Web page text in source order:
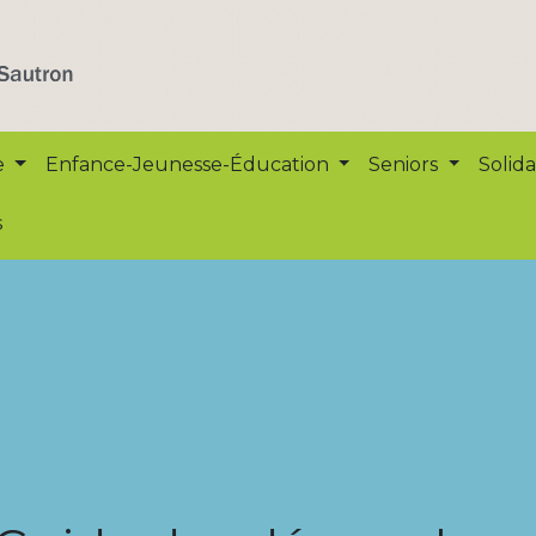
Enfance-Jeunesse-Éducation Seniors